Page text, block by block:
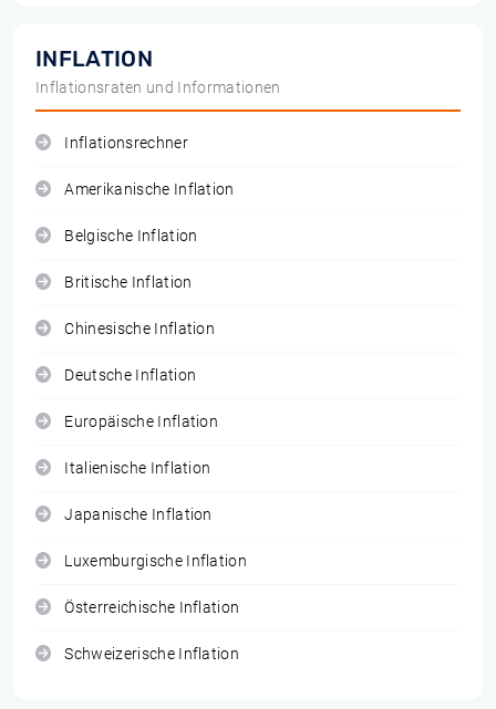
INFLATION
Inflationsraten und Informationen
Inflationsrechner
Amerikanische Inflation
Belgische Inflation
Britische Inflation
Chinesische Inflation
Deutsche Inflation
Europäische Inflation
Italienische Inflation
Japanische Inflation
Luxemburgische Inflation
Österreichische Inflation
Schweizerische Inflation